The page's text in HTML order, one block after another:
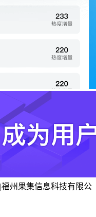
|福州果集信息科技有限公